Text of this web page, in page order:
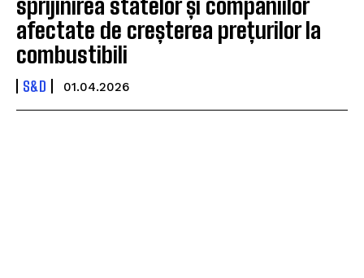
sprijinirea statelor și companiilor
afectate de creșterea prețurilor la
combustibili
S&D 01.04.2026